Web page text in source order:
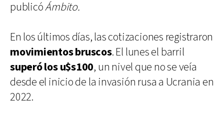
publicóÁmbito.
En los últimos días, las cotizaciones registraron
movimientos bruscos. El lunes el barril
superó los u$s100, un nivel que no se veía
desde el inicio de la invasión rusa a Ucrania en
2022.